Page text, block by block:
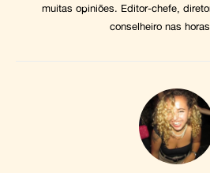
muitas opiniões. Editor-chefe,
conselheiro nas